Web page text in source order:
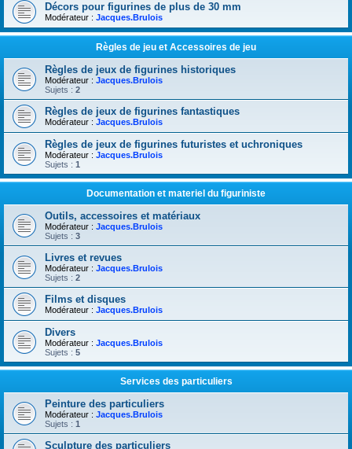
Décors pour figurines de plus de 30 mm
Modérateur : Jacques.Brulois
Règles de jeu et Accessoires de jeu
Règles de jeux de figurines historiques
Modérateur : Jacques.Brulois
Sujets : 2
Règles de jeux de figurines fantastiques
Modérateur : Jacques.Brulois
Règles de jeux de figurines futuristes et uchroniques
Modérateur : Jacques.Brulois
Sujets : 1
Documentation et materiel du figuriniste
Outils, accessoires et matériaux
Modérateur : Jacques.Brulois
Sujets : 3
Livres et revues
Modérateur : Jacques.Brulois
Sujets : 2
Films et disques
Modérateur : Jacques.Brulois
Divers
Modérateur : Jacques.Brulois
Sujets : 5
Services des particuliers
Peinture des particuliers
Modérateur : Jacques.Brulois
Sujets : 1
Sculpture des particuliers